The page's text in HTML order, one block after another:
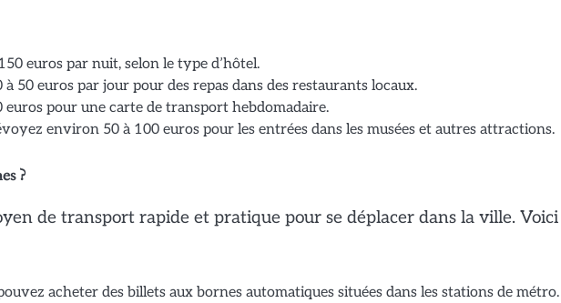
euros par nuit, selon le type d’hôtel.
50 euros par jour pour des repas dans des restaurants locaux.
euros pour une carte de transport hebdomadaire.
environ 50 à 100 euros pour les entrées dans les musées et autres attractions.
?
de transport rapide et pratique pour se déplacer dans la ville. Voici
acheter des billets aux bornes automatiques situées dans les stations de